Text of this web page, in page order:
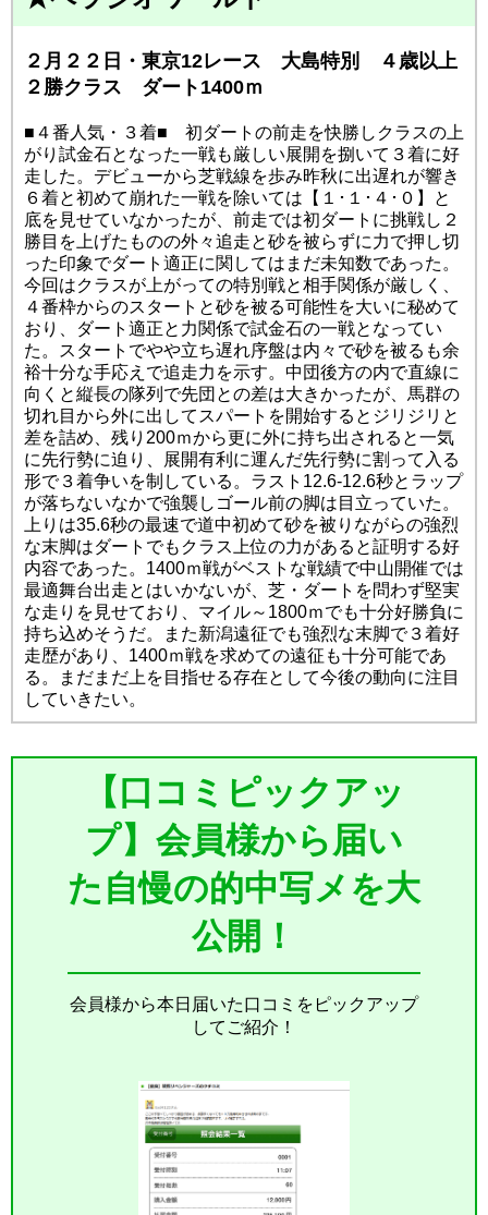
２月２２日・東京12レース 大島特別 ４歳以上
２勝クラス ダート1400ｍ
■４番人気・３着■ 初ダートの前走を快勝しクラスの上
がり試金石となった一戦も厳しい展開を捌いて３着に好
走した。デビューから芝戦線を歩み昨秋に出遅れが響き
６着と初めて崩れた一戦を除いては【１･１･４･０】と
底を見せていなかったが、前走では初ダートに挑戦し２
勝目を上げたものの外々追走と砂を被らずに力で押し切
った印象でダート適正に関してはまだ未知数であった。
今回はクラスが上がっての特別戦と相手関係が厳しく、
４番枠からのスタートと砂を被る可能性を大いに秘めて
おり、ダート適正と力関係で試金石の一戦となってい
た。スタートでやや立ち遅れ序盤は内々で砂を被るも余
裕十分な手応えで追走力を示す。中団後方の内で直線に
向くと縦長の隊列で先団との差は大きかったが、馬群の
切れ目から外に出してスパートを開始するとジリジリと
差を詰め、残り200ｍから更に外に持ち出されると一気
に先行勢に迫り、展開有利に運んだ先行勢に割って入る
形で３着争いを制している。ラスト12.6-12.6秒とラップ
が落ちないなかで強襲しゴール前の脚は目立っていた。
上りは35.6秒の最速で道中初めて砂を被りながらの強烈
な末脚はダートでもクラス上位の力があると証明する好
内容であった。1400ｍ戦がベストな戦績で中山開催では
最適舞台出走とはいかないが、芝・ダートを問わず堅実
な走りを見せており、マイル～1800ｍでも十分好勝負に
持ち込めそうだ。また新潟遠征でも強烈な末脚で３着好
走歴があり、1400ｍ戦を求めての遠征も十分可能であ
る。まだまだ上を目指せる存在として今後の動向に注目
していきたい。
【口コミピックアッ
プ】会員様から届い
た自慢の的中写メを大
公開！
会員様から本日届いた口コミをピックアップ
してご紹介！